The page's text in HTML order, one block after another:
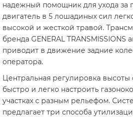
надежный помощник для ухода за
двигатель в 5 лошадиных сил
высокой и жесткой травой.
бренда GENERAL TRANSMISSIONS
приводит в движение задние
оператора.
Центральная регулировка высоты
быстро и легко настроить
участках с разным рельефом.
предлагает три способа